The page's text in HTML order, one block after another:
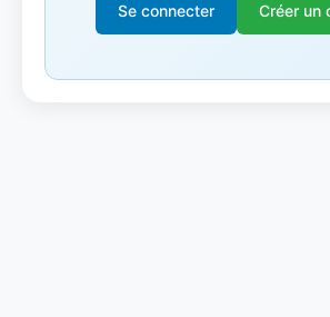
Se connecter Créer un